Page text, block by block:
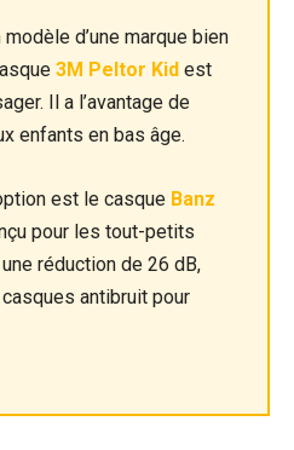
d’une marque bien
3M Peltor Kid est
Il a l’avantage de
enfants en bas âge.
est le casque Banz
pour les tout-petits
réduction de 26 dB,
antibruit pour